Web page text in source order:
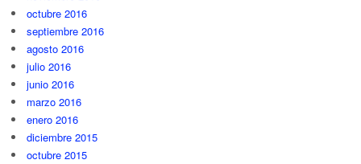
octubre 2016
septiembre 2016
agosto 2016
julio 2016
junio 2016
marzo 2016
enero 2016
diciembre 2015
octubre 2015